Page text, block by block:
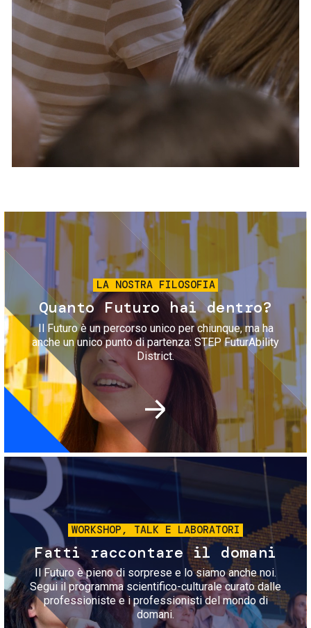
Servizi e accessibilità
Contatti
FAQ
Biglietti
Immagine
LA NOSTRA FILOSOFIA
Quanto Futuro hai dentro?
Il Futuro è un percorso unico per chiunque, ma ha
anche un unico punto di partenza: STEP FuturAbility
District.
Immagine
WORKSHOP, TALK E LABORATORI
Fatti raccontare il domani
Il Futuro è pieno di sorprese e lo siamo anche noi.
Segui il programma scientifico-culturale curato dalle
professioniste e i professionisti del mondo di
domani.